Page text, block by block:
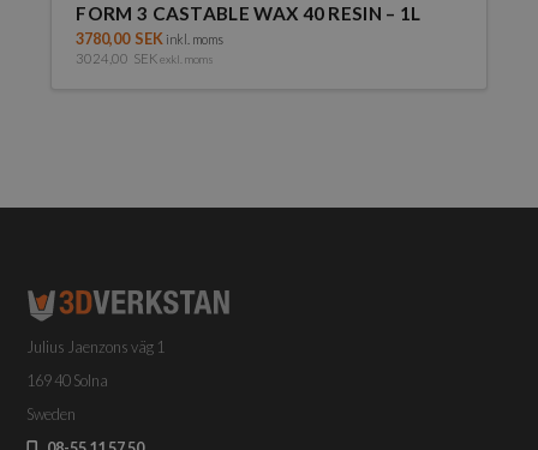
FORM 3 CASTABLE WAX 40 RESIN – 1L
3780,00 SEK inkl. moms
3024,00 SEK exkl. moms
Julius Jaenzons väg 1
169 40 Solna
Sweden